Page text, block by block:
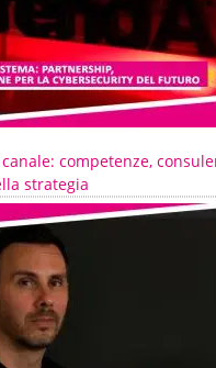
competenze,
strategia